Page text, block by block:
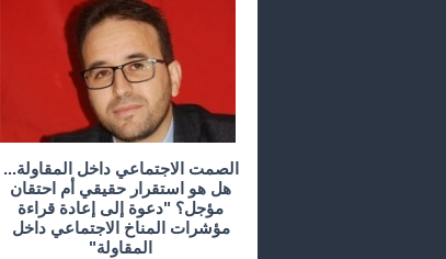
الصمت الاجتماعي داخل المقاولة...
هل هو استقرار حقيقي أم احتقان
مؤجل؟ "دعوة إلى إعادة قراءة
مؤشرات المناخ الاجتماعي داخل
المقاولة"